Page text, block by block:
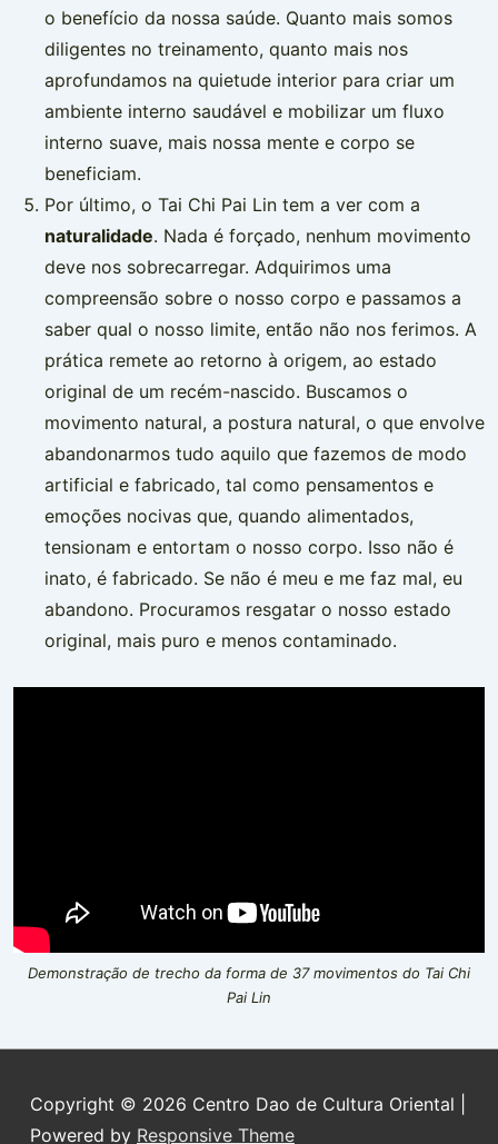
o benefício da nossa saúde. Quanto mais somos
diligentes no treinamento, quanto mais nos
aprofundamos na quietude interior para criar um
ambiente interno saudável e mobilizar um fluxo
interno suave, mais nossa mente e corpo se
beneficiam.
Por último, o Tai Chi Pai Lin tem a ver com a
naturalidade. Nada é forçado, nenhum movimento
deve nos sobrecarregar. Adquirimos uma
compreensão sobre o nosso corpo e passamos a
saber qual o nosso limite, então não nos ferimos. A
prática remete ao retorno à origem, ao estado
original de um recém-nascido. Buscamos o
movimento natural, a postura natural, o que envolve
abandonarmos tudo aquilo que fazemos de modo
artificial e fabricado, tal como pensamentos e
emoções nocivas que, quando alimentados,
tensionam e entortam o nosso corpo. Isso não é
inato, é fabricado. Se não é meu e me faz mal, eu
abandono. Procuramos resgatar o nosso estado
original, mais puro e menos contaminado.
Demonstração de trecho da forma de 37 movimentos do Tai Chi
Pai Lin
Copyright © 2026 Centro Dao de Cultura Oriental
Powered by Responsive Theme